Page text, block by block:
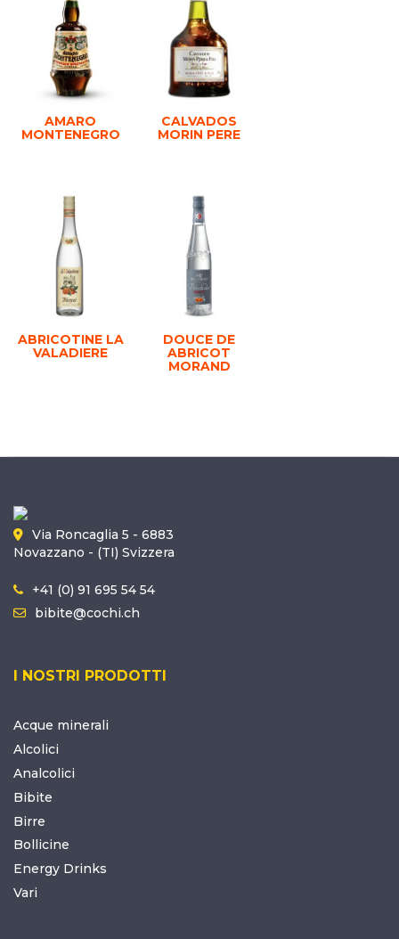
AMARO
MONTENEGRO
CALVADOS
MORIN PERE
ABRICOTINE LA
VALADIERE
DOUCE DE
ABRICOT
MORAND
Via Roncaglia 5 - 6883
Novazzano - (TI) Svizzera
+41 (0) 91 695 54 54
bibite@cochi.ch
I NOSTRI PRODOTTI
Acque minerali
Alcolici
Analcolici
Bibite
Birre
Bollicine
Energy Drinks
Vari